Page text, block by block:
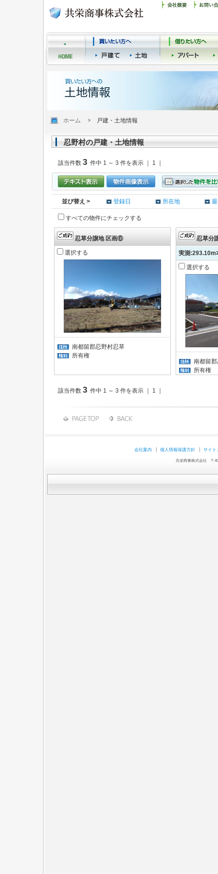
ホーム 戸建・土地情報
忍野村の戸建・土地情報
該当件数 3 件中 1 ～ 3 件を表示 ｜ 1 ｜
並び替え > 登録日 所在地
すべての物件にチェックする
忍草分譲地 区画⑥
選択する
南都留郡忍野村忍草
所有権
忍草分
実測:293.10m
選択する
南都留
所有権
該当件数 3 件中 1 ～ 3 件を表示 ｜ 1 ｜
会社案内 個人情報保護方針 サイト
共栄商事株式会社 〒